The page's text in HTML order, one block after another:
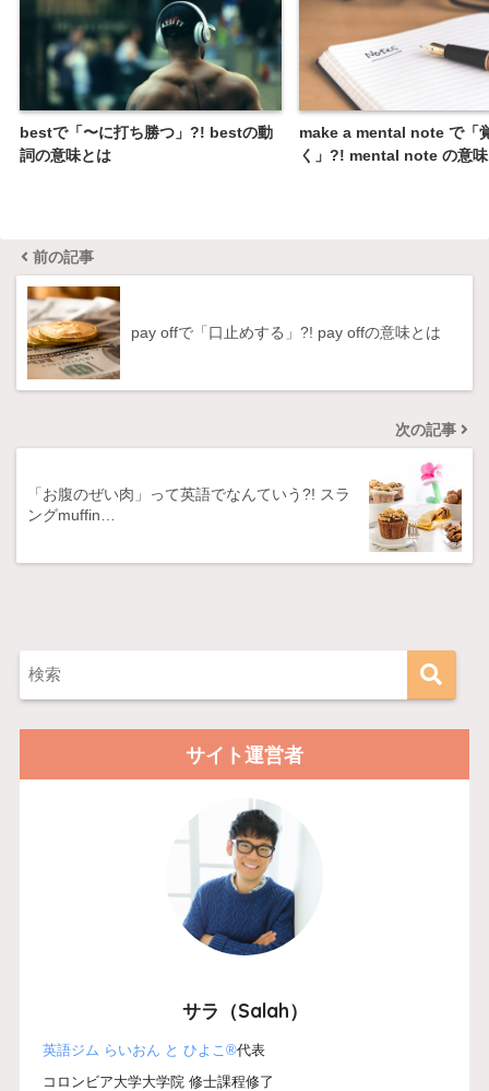
bestで「〜に打ち勝つ」?! bestの動
詞の意味とは
make a mental note で「
く」?! mental note の意
前の記事
pay offで「口止めする」?! pay offの意味とは
次の記事
「お腹のぜい肉」って英語でなんていう?! スラ
ングmuffin…
サイト運営者
サラ（Salah）
英語ジム らいおん と ひよこ®代表
コロンビア大学大学院 修士課程修了